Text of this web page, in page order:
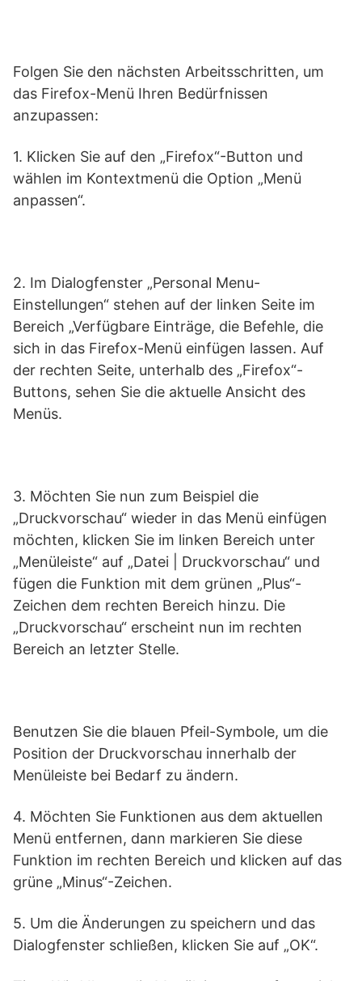
Folgen Sie den nächsten Arbeitsschritten, um
das Firefox-Menü Ihren Bedürfnissen
anzupassen:
1. Klicken Sie auf den „Firefox“-Button und
wählen im Kontextmenü die Option „Menü
anpassen“.
2. Im Dialogfenster „Personal Menu-
Einstellungen“ stehen auf der linken Seite im
Bereich „Verfügbare Einträge, die Befehle, die
sich in das Firefox-Menü einfügen lassen. Auf
der rechten Seite, unterhalb des „Firefox“-
Buttons, sehen Sie die aktuelle Ansicht des
Menüs.
3. Möchten Sie nun zum Beispiel die
„Druckvorschau“ wieder in das Menü einfügen
möchten, klicken Sie im linken Bereich unter
„Menüleiste“ auf „Datei | Druckvorschau“ und
fügen die Funktion mit dem grünen „Plus“-
Zeichen dem rechten Bereich hinzu. Die
„Druckvorschau“ erscheint nun im rechten
Bereich an letzter Stelle.
Benutzen Sie die blauen Pfeil-Symbole, um die
Position der Druckvorschau innerhalb der
Menüleiste bei Bedarf zu ändern.
4. Möchten Sie Funktionen aus dem aktuellen
Menü entfernen, dann markieren Sie diese
Funktion im rechten Bereich und klicken auf das
grüne „Minus“-Zeichen.
5. Um die Änderungen zu speichern und das
Dialogfenster schließen, klicken Sie auf „OK“.